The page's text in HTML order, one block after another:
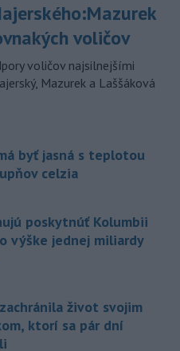
voličov
voličov najsilnejšími
Mazurek a Laššáková
byť jasná s teplotou
celzia
poskytnúť Kolumbii
výške jednej miliardy
život svojim
ktorí sa pár dní